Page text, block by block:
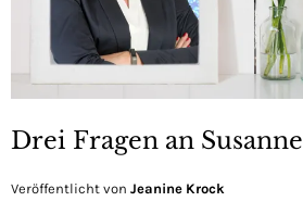
Drei Fragen an
Veröffentlicht von Jeanine Krock